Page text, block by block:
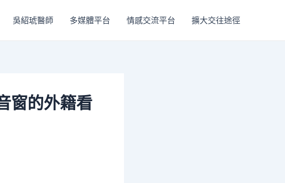
吳紹琥醫師 多媒體平台 情感交流平台 擴大交往途徑
窗的外籍看